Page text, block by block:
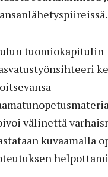
tuomiokapitulin
välinettä
kuvaamalla